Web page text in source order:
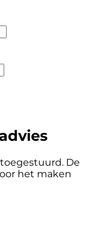
De
het maken